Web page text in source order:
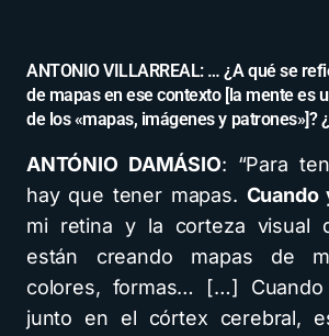
ANTONIO VILLARREAL: … ¿A qué se
de mapas en ese contexto [la mente es
de los «mapas, imágenes y patrones»]?
ANTÓNIO DAMÁSIO: “Para
hay que tener mapas. Cuando
mi retina y la corteza visual
están creando mapas de
colores, formas… […]
junto en el córtex cerebral,